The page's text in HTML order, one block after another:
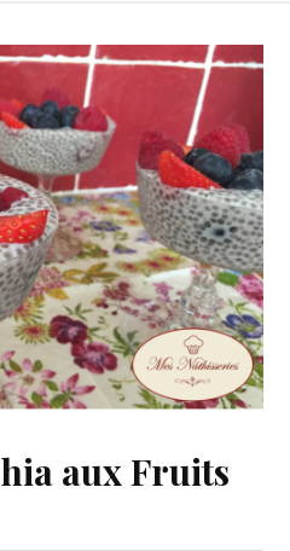
aux Fruits